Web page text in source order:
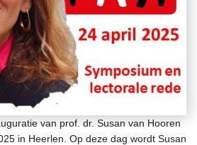
van prof. dr. Susan van Hooren
in Heerlen. Op deze dag wordt Susan